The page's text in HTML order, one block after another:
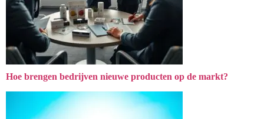
Hoe brengen bedrijven nieuwe producten op de markt?